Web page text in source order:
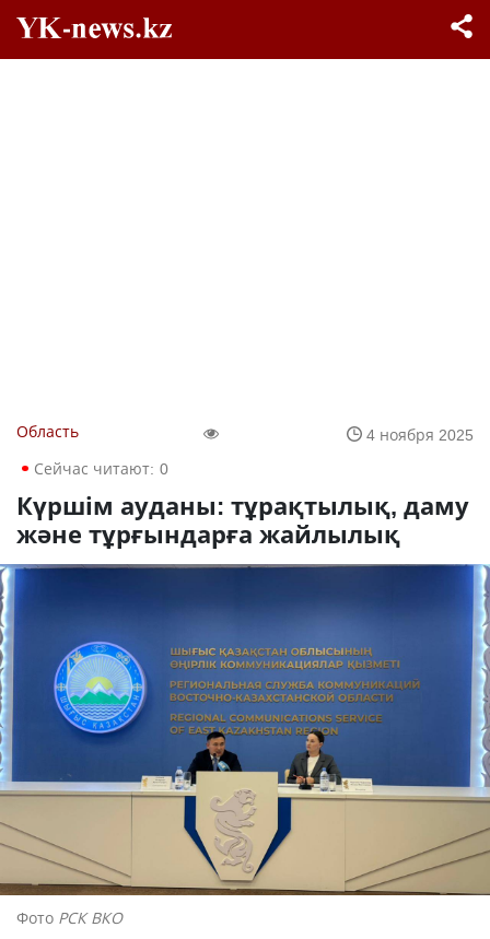
Область
4 ноября 2025
Сейчас читают: 0
Күршім ауданы: тұрақтылық, даму
және тұрғындарға жайлылық
Фото РСК ВКО